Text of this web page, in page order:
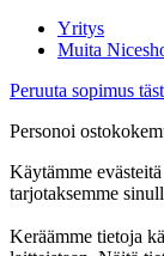
Yritys
Muita
Peruuta sopimus
Personoi
Käytämme
tarjotaksemme
Keräämme tietoja